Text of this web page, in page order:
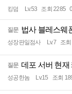
킹덤 Lv.53 조회 2285
질문 법사 블레스웨
성장판일점사 Lv.7 조
질문 데포 서버 현재
성공한놈 Lv.15 조회